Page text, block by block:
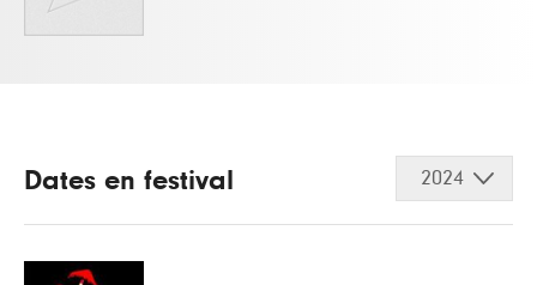
Dates en festival 2024